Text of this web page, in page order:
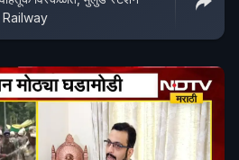
Railway